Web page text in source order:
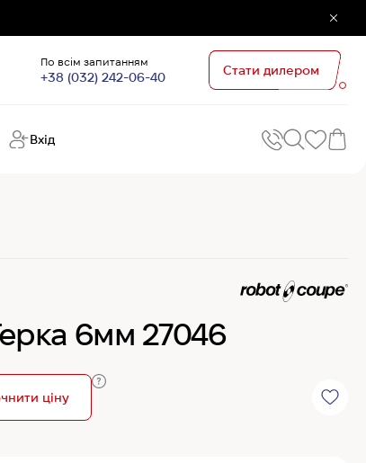
По всім запитанням
+38 (032) 242-06-40 Стати дилером
Вхід
6мм 27046
ціну